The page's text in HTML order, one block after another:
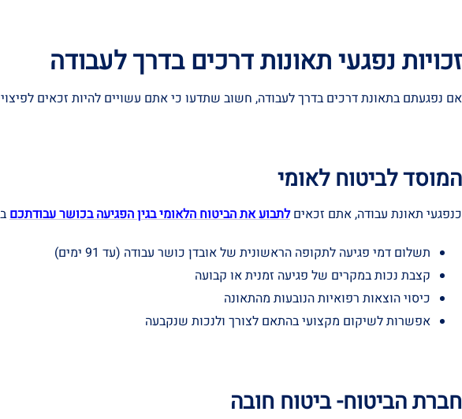
זכויות נפגעי תאונות דרכים בדרך לעבודה
אם נפגעתם בתאונת דרכים בדרך לעבודה, חשוב שתדעו כי אתם עשויים להיות זכאים
המוסד לביטוח לאומי
כנפגעי תאונת עבודה, אתם זכאיםלתבוע את הביטוח הלאומי בגין הפגיעה בכושר עבודתכם
תשלום דמי פגיעה לתקופה הראשונית של אובדן כושר עבודה (עד 91 ימים)
קצבת נכות במקרים של פגיעה זמנית או קבועה
כיסוי הוצאות רפואיות הנובעות מהתאונה
אפשרות לשיקום מקצועי בהתאם לצורך ולנכות שנקבעה
חברת הביטוח- ביטוח חובה